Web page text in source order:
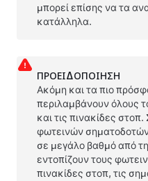
μπορεί επίσης να τα
κατάλληλα.
ΠΡΟΕΙΔΟΠΟΊΗΣΗ
Ακόμη και τα πιο
περιλαμβάνουν όλους
και τις πινακίδες
φωτεινών
σε μεγάλο βαθμό από
εντοπίζουν τους
πινακίδες στοπ, τις